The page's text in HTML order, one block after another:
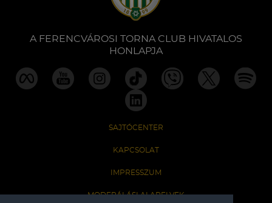
A FERENCVÁROSI TORNA CLUB HIVATALOS
HONLAPJA
SAJTÓCENTER
KAPCSOLAT
IMPRESSZUM
MODERÁLÁSI ALAPELVEK